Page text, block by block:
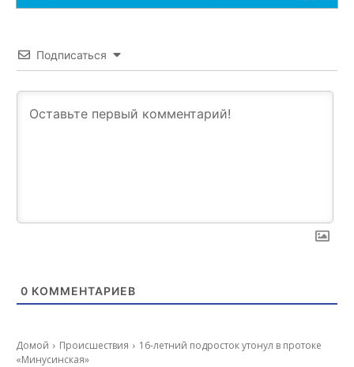
Подписаться
0 КОММЕНТАРИЕВ